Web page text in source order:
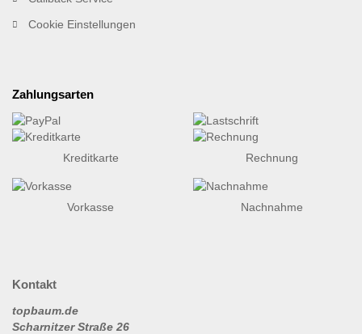
Cookie Einstellungen
Zahlungsarten
Kreditkarte Rechnung
Vorkasse Nachnahme
Kontakt
topbaum.de
Scharnitzer Straße 26